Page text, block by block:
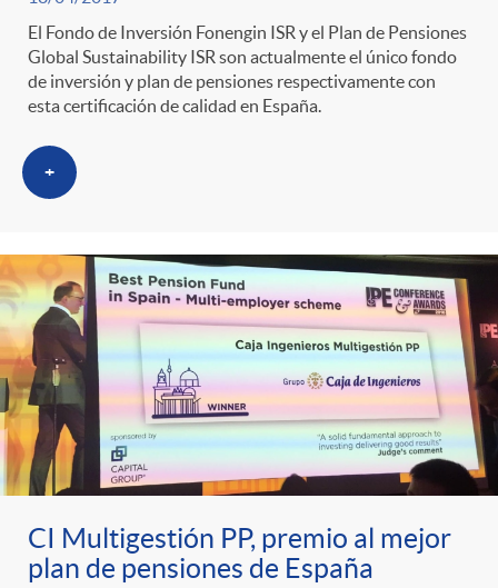
El Fondo de Inversión Fonengin ISR y el Plan de Pensiones
Global Sustainability ISR son actualmente el único fondo
de inversión y plan de pensiones respectivamente con
esta certificación de calidad en España.
+
CI Multigestión PP, premio al mejor
plan de pensiones de España